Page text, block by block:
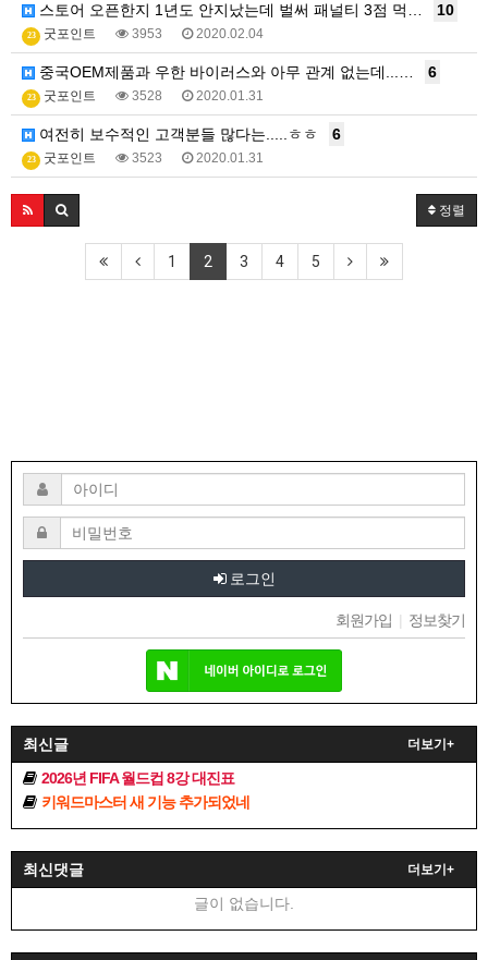
스토어 오픈한지 1년도 안지났는데 벌써 패널티 3점 먹… 10
23 굿포인트 3953 2020.02.04
중국OEM제품과 우한 바이러스와 아무 관계 없는데...… 6
23 굿포인트 3528 2020.01.31
여전히 보수적인 고객분들 많다는.....ㅎㅎ 6
23 굿포인트 3523 2020.01.31
정렬
1 2 3 4 5
로그인
회원가입 | 정보찾기
최신글 더보기+
2026년 FIFA 월드컵 8강 대진표
키워드마스터 새 기능 추가되었네
최신댓글 더보기+
글이 없습니다.